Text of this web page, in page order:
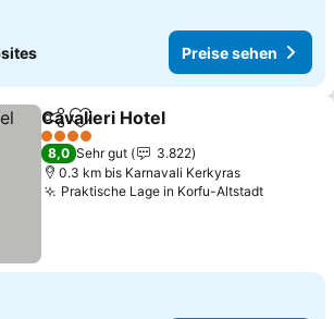
Preise sehen
TeilenZu Favoriten hinzufügen
Cavalieri Hotel
4 Sterne
8,0 Sehr gut
3.822
0.3 km bis Karnavali Kerkyras
Praktische Lage in Korfu-Altstadt